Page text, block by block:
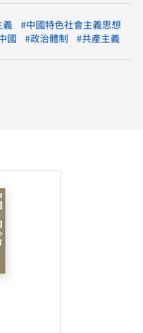
義 #中國特色社會主義思想
國 #政治體制 #共產主義